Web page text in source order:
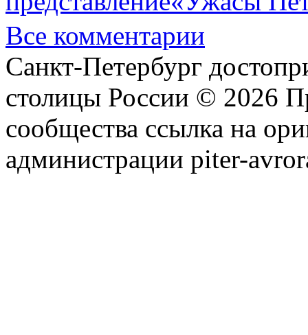
Все комментарии
Санкт-Петербург
столицы России © 2026
сообщества ссылка на
администрации piter-